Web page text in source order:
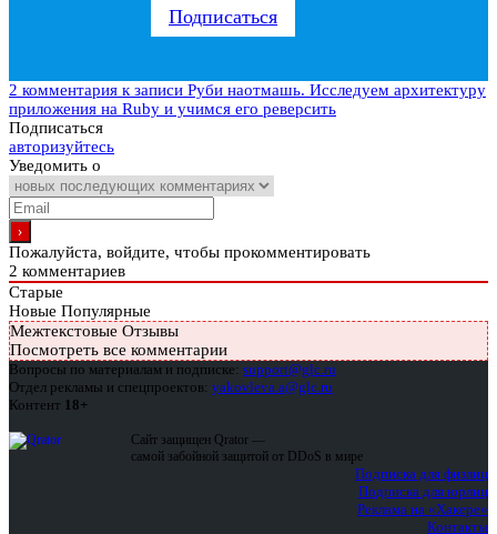
Подписаться
2 комментария к записи Руби наотмашь. Исследуем архитектуру
приложения на Ruby и учимся его реверсить
Подписаться
авторизуйтесь
Уведомить о
Пожалуйста, войдите, чтобы прокомментировать
2 комментариев
Старые
Новые Популярные
Межтекстовые Отзывы
Посмотреть все комментарии
Вопросы по материалам и подписке: support@glc.ru
Отдел рекламы и спецпроектов: yakovleva.a@glc.ru
Контент 18+
Сайт защищен Qrator —
самой забойной защитой от DDoS в мире
Подписка для физлиц
Подписка для юрлиц
Реклама на «Хакере»
Контакты